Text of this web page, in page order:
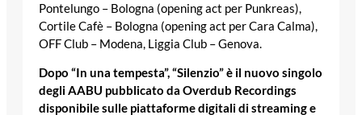
Pontelungo – Bologna (opening act per Punkreas),
Cortile Cafè – Bologna (opening act per Cara Calma),
OFF Club – Modena, Liggia Club – Genova.
Dopo “In una tempesta”, “Silenzio” è il nuovo singolo
degli AABU pubblicato da Overdub Recordings
disponibile sulle piattaforme digitali di streaming e